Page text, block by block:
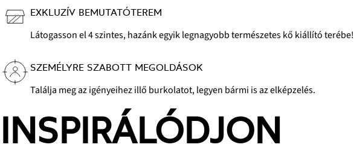
EXKLUZÍV BEMUTATÓTEREM
Látogasson el 4 szintes, hazánk egyik legnagyobb természetes kő kiállító terébe!
SZEMÉLYRE SZABOTT MEGOLDÁSOK
Találja meg az igényeihez illő burkolatot, legyen bármi is az elképzelés.
INSPIRÁLÓDJON